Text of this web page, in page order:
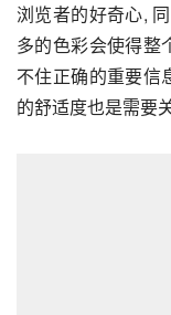
浏览者的好奇心,
多的色彩会使得整
不住正确的重要信
的舒适度也是需要